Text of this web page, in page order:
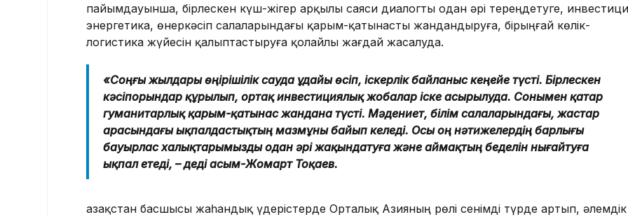
пайымдауынша, бірлескен күш-жігер арқылы саяси диалогты одан әрі тереңдетуге,
энергетика, өнеркәсіп салаларындағы қарым-қатынасты жандандыруға, бірыңғай көлік-
логистика жүйесін қалыптастыруға қолайлы жағдай жасалуда.
«Соңғы жылдары өңірішілік сауда ұдайы өсіп, іскерлік байланыс кеңейе түсті. Бірлескен
кәсіпорындар құрылып, ортақ инвестициялық жобалар іске асырылуда. Сонымен қатар
гуманитарлық қарым-қатынас жандана түсті. Мәдениет, білім салаларындағы, жастар
арасындағы ықпалдастықтың мазмұны байып келеді. Осы оң нәтижелердің барлығы
бауырлас халықтарымызды одан әрі жақындатуға және аймақтың беделін нығайтуға
ықпал етеді, – деді Қасым-Жомарт Тоқаев.
Қазақстан басшысы жаһандық үдерістерде Орталық Азияның рөлі сенімді түрде артып, әлемдік